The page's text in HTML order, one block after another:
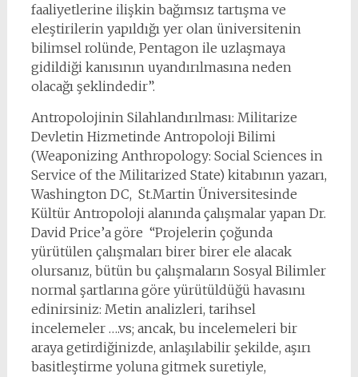
faaliyetlerine ilişkin bağımsız tartışma ve
eleştirilerin yapıldığı yer olan üniversitenin
bilimsel rolünde, Pentagon ile uzlaşmaya
gidildiği kanısının uyandırılmasına neden
olacağı şeklindedir”.
Antropolojinin Silahlandırılması: Militarize
Devletin Hizmetinde Antropoloji Bilimi
(Weaponizing Anthropology: Social Sciences in
Service of the Militarized State) kitabının yazarı,
Washington DC, St.Martin Üniversitesinde
Kültür Antropoloji alanında çalışmalar yapan Dr.
David Price’a göre “Projelerin çoğunda
yürütülen çalışmaları birer birer ele alacak
olursanız, bütün bu çalışmaların Sosyal Bilimler
normal şartlarına göre yürütüldüğü havasını
edinirsiniz: Metin analizleri, tarihsel
incelemeler ….vs; ancak, bu incelemeleri bir
araya getirdiğinizde, anlaşılabilir şekilde, aşırı
basitleştirme yoluna gitmek suretiyle,